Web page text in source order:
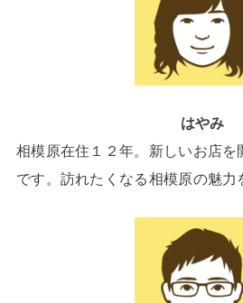
はやみ
相模原在住１２年。新しいお店を
です。訪れたくなる相模原の魅力